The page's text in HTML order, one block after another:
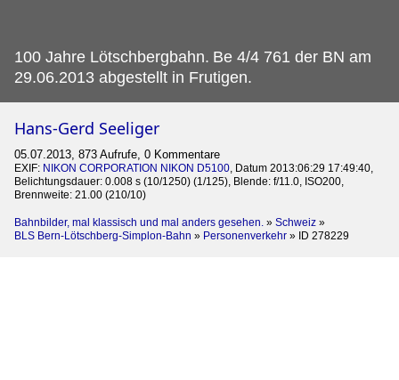
100 Jahre Lötschbergbahn. Be 4/4 761 der BN am
29.06.2013 abgestellt in Frutigen.
Hans-Gerd Seeliger
05.07.2013, 873 Aufrufe, 0 Kommentare
EXIF: NIKON CORPORATION NIKON D5100, Datum 2013:06:29 17:49:40,
Belichtungsdauer: 0.008 s (10/1250) (1/125), Blende: f/11.0, ISO200,
Brennweite: 21.00 (210/10)
Bahnbilder, mal klassisch und mal anders gesehen. » Schweiz »
BLS Bern-Lötschberg-Simplon-Bahn » Personenverkehr » ID 278229